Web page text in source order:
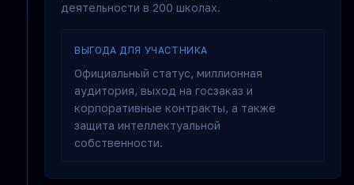
деятельности в 200 школах.
ВЫГОДА ДЛЯ УЧАСТНИКА
Официальный статус, миллионная
аудитория, выход на госзаказ и
корпоративные контракты, а также
защита интеллектуальной
собственности.